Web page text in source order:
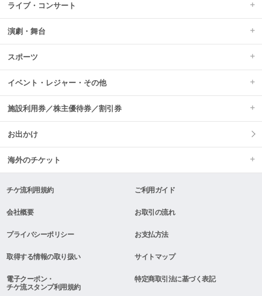
ライブ・コンサート
演劇・舞台
スポーツ
イベント・レジャー・その他
施設利用券／株主優待券／割引券
お出かけ
海外のチケット
チケ流利用規約 ご利用ガイド
会社概要 お取引の流れ
プライバシーポリシー お支払方法
取得する情報の取り扱い サイトマップ
電子クーポン・
チケ流スタンプ利用規約
特定商取引法に基づく表記